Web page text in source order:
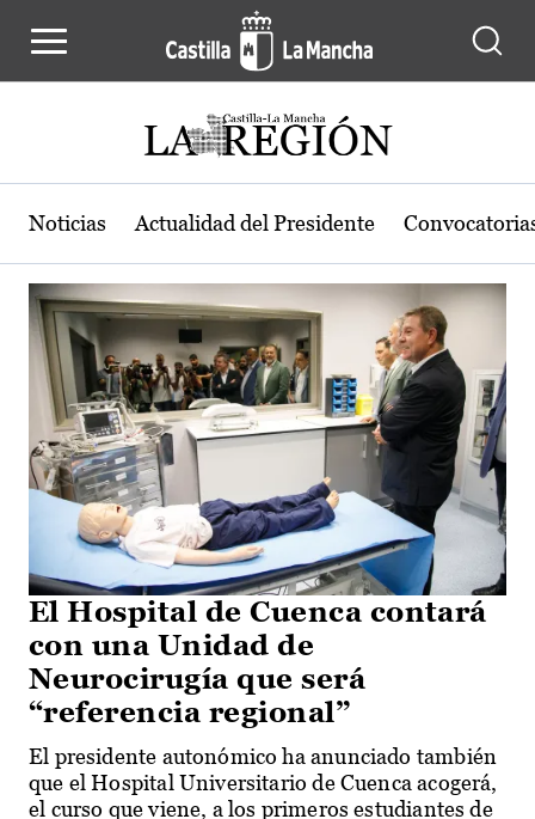
Actualidad de la región de Castilla-
Noticias Actualidad del Presidente
El Hospital de Cuenca contará
con una Unidad de
Neurocirugía que será
“referencia regional”
El presidente autonómico ha anunciado también
que el Hospital Universitario de Cuenca acogerá,
el curso que viene, a los primeros estudiantes de